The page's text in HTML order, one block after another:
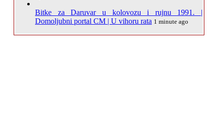
Bitke za Daruvar u kolovozu i rujnu 1991. |
Domoljubni portal CM | U vihoru rata 1 minute ago